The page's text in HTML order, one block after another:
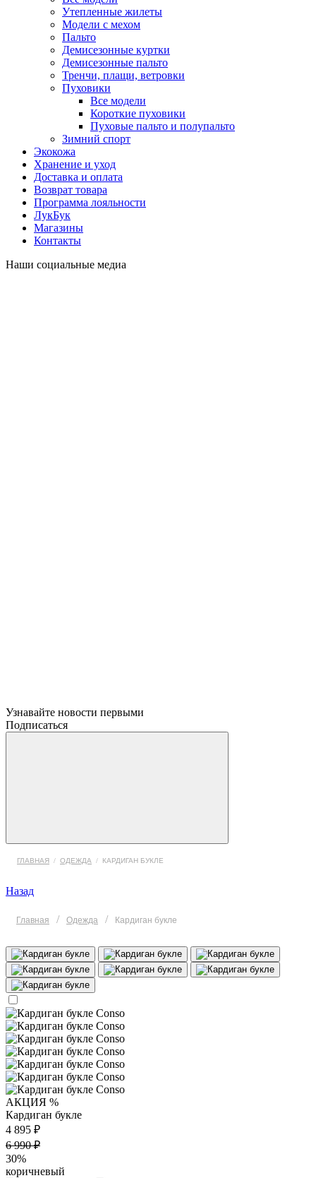
Утепленные жилеты
Модели с мехом
Пальто
Демисезонные куртки
Демисезонные пальто
Тренчи, плащи, ветровки
Пуховики
Все модели
Короткие пуховики
Пуховые пальто и полупальто
Зимний спорт
Экокожа
Хранение и уход
Доставка и оплата
Возврат товара
Программа лояльности
ЛукБук
Магазины
Контакты
Наши социальные медиа
Узнавайте новости первыми
Подписаться
ГЛАВНАЯ / ОДЕЖДА / КАРДИГАН БУКЛЕ
Назад
Главная / Одежда / Кардиган букле
АКЦИЯ %
Кардиган букле
4 895 ₽
6 990 ₽
30%
коричневый